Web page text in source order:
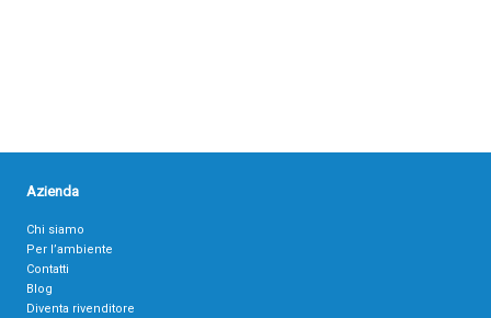
Azienda
Chi siamo
Per l’ambiente
Contatti
Blog
Diventa rivenditore